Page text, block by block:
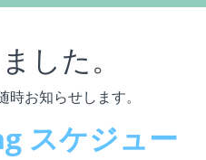
した。
お知らせします。
スケジュー